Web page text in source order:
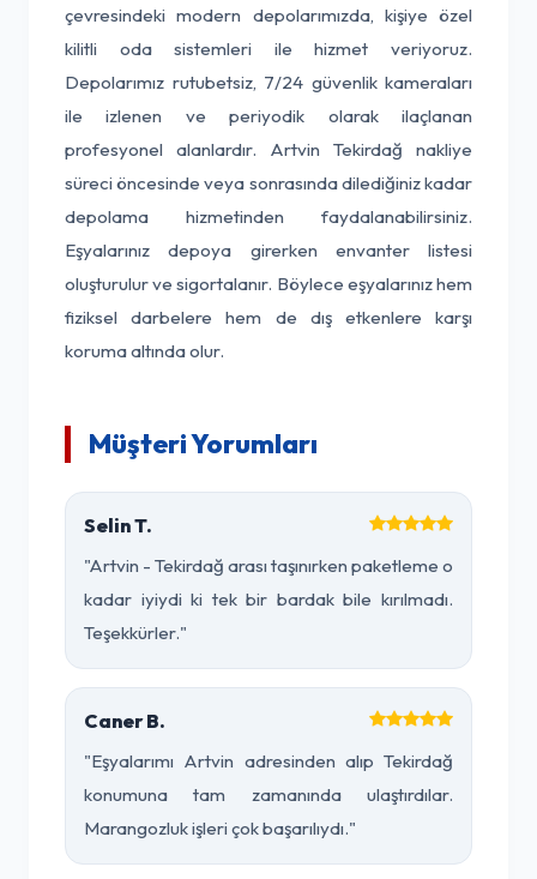
çevresindeki modern depolarımızda, kişiye özel
kilitli oda sistemleri ile hizmet veriyoruz.
Depolarımız rutubetsiz, 7/24 güvenlik kameraları
ile izlenen ve periyodik olarak ilaçlanan
profesyonel alanlardır. Artvin Tekirdağ nakliye
süreci öncesinde veya sonrasında dilediğiniz kadar
depolama hizmetinden faydalanabilirsiniz.
Eşyalarınız depoya girerken envanter listesi
oluşturulur ve sigortalanır. Böylece eşyalarınız hem
fiziksel darbelere hem de dış etkenlere karşı
koruma altında olur.
Müşteri Yorumları
Selin T.
"Artvin - Tekirdağ arası taşınırken paketleme o
kadar iyiydi ki tek bir bardak bile kırılmadı.
Teşekkürler."
Caner B.
"Eşyalarımı Artvin adresinden alıp Tekirdağ
konumuna tam zamanında ulaştırdılar.
Marangozluk işleri çok başarılıydı."